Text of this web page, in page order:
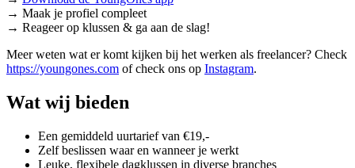
→ Maak je profiel compleet
→ Reageer op klussen & ga aan de slag!
Meer weten wat er komt kijken bij het werken als freelancer? Check
https://youngones.com of check ons op Instagram.
Wat wij bieden
Een gemiddeld uurtarief van €19,-
Zelf beslissen waar en wanneer je werkt
Leuke, flexibele dagklussen in diverse branches